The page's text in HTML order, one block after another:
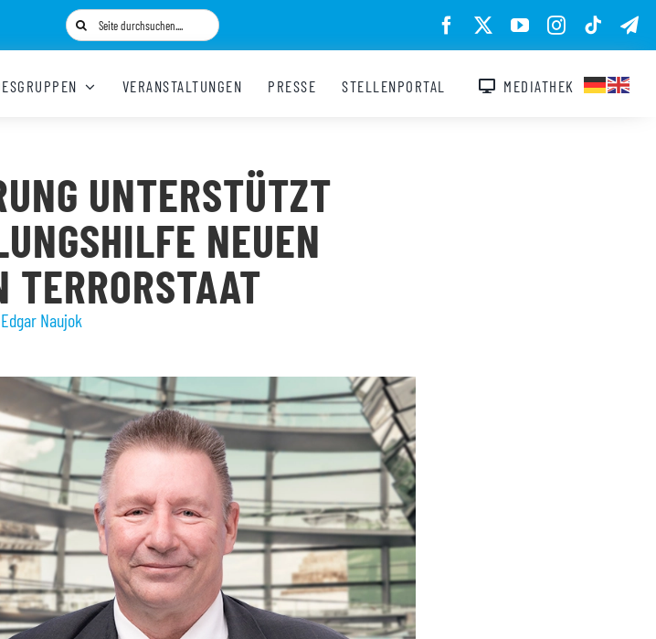
Suche
nach:
VERANSTALTUNGEN PRESSE STELLENPORTAL MEDIATHEK
UNTERSTÜTZT
NEUEN
TERRORSTAAT
Edgar Naujok